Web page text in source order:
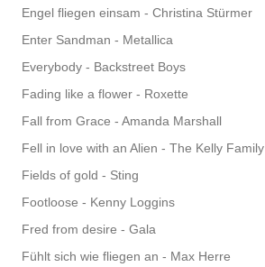
Engel fliegen einsam - Christina Stürmer
Enter Sandman - Metallica
Everybody - Backstreet Boys
Fading like a flower - Roxette
Fall from Grace - Amanda Marshall
Fell in love with an Alien - The Kelly Family
Fields of gold - Sting
Footloose - Kenny Loggins
Fred from desire - Gala
Fühlt sich wie fliegen an - Max Herre